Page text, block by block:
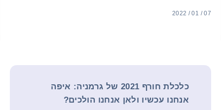
07 / 01 / 2022
כלכלת חורף 2021 של גרמניה: איפה
אנחנו עכשיו ולאן אנחנו הולכים?